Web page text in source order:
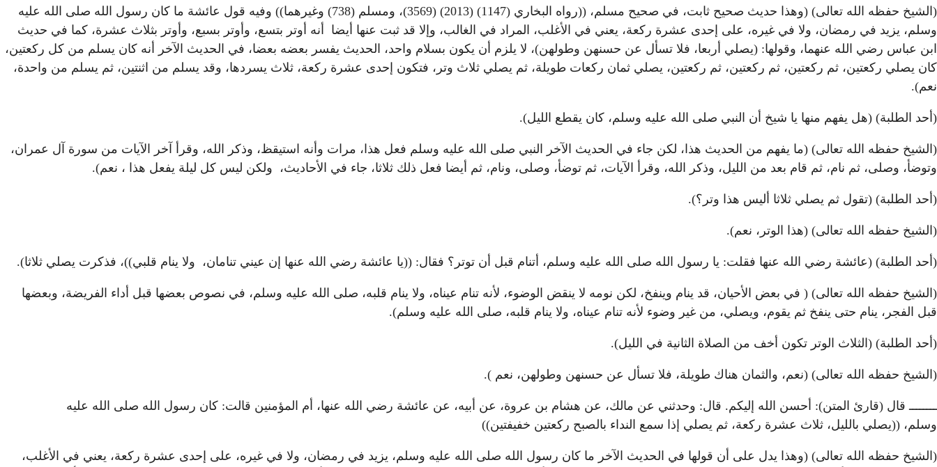
(الشيخ حفظه الله تعالى) (وهذا حديث صحيح ثابت، في صحيح مسلم، ((رواه البخاري (1147) (2013) (3569)، ومسلم (738) وغيرهما)) وفيه قول عائشة ما كان رسول الله صلى الله عليه
وسلم، يزيد في رمضان، ولا في غيره، على إحدى عشرة ركعة، يعني في الأغلب، المراد في الغالب، وإلا قد ثبت عنها أيضا أنه أوتر بتسع، وأوتر بسبع، وأوتر بثلاث عشرة، كما في حديث
ابن عباس رضي الله عنهما، وقولها: (يصلي أربعا، فلا تسأل عن حسنهن وطولهن)، لا يلزم أن يكون بسلام واحد، الحديث يفسر بعضه بعضا، في الحديث الآخر أنه كان يسلم من كل ركعتين،
كان يصلي ركعتين، ثم ركعتين، ثم ركعتين، ثم ركعتين، يصلي ثمان ركعات طويلة، ثم يصلي ثلاث وتر، فتكون إحدى عشرة ركعة، ثلاث يسردها، وقد يسلم من اثنتين، ثم يسلم من واحدة،
نعم).
(أحد الطلبة) (هل يفهم منها يا شيخ أن النبي صلى الله عليه وسلم، كان يقطع الليل).
(الشيخ حفظه الله تعالى) (ما يفهم من الحديث هذا، لكن جاء في الحديث الآخر النبي صلى الله عليه وسلم فعل هذا، مرات وأنه استيقظ، وذكر الله، وقرأ آخر الآيات من سورة آل عمران،
وتوضأ، وصلى، ثم نام، ثم قام بعد من الليل، وذكر الله، وقرأ الآيات، ثم توضأ، وصلى، ونام، ثم أيضا فعل ذلك ثلاثا، جاء في الأحاديث، ولكن ليس كل ليلة يفعل هذا ، نعم).
(أحد الطلبة) (تقول ثم يصلي ثلاثا أليس هذا وتر؟).
(الشيخ حفظه الله تعالى) (هذا الوتر، نعم).
(أحد الطلبة) (عائشة رضي الله عنها فقلت: يا رسول الله صلى الله عليه وسلم، أتنام قبل أن توتر؟ فقال: ((يا عائشة رضي الله عنها إن عيني تنامان، ولا ينام قلبي))، فذكرت يصلي ثلاثا).
(الشيخ حفظه الله تعالى) ( في بعض الأحيان، قد ينام وينفخ، لكن نومه لا ينقض الوضوء، لأنه تنام عيناه، ولا ينام قلبه، صلى الله عليه وسلم، في نصوص بعضها قبل أداء الفريضة، وبعضها
قبل الفجر، ينام حتى ينفخ ثم يقوم، ويصلي، من غير وضوء لأنه تنام عيناه، ولا ينام قلبه، صلى الله عليه وسلم).
(أحد الطلبة) (الثلاث الوتر تكون أخف من الصلاة الثانية في الليل).
(الشيخ حفظه الله تعالى) (نعم، والثمان هناك طويلة، فلا تسأل عن حسنهن وطولهن، نعم ).
ــــــــ قال (قارئ المتن): أحسن الله إليكم. قال: وحدثني عن مالك، عن هشام بن عروة، عن أبيه، عن عائشة رضي الله عنها، أم المؤمنين قالت: كان رسول الله صلى الله عليه
وسلم، ((يصلي بالليل، ثلاث عشرة ركعة، ثم يصلي إذا سمع النداء بالصبح ركعتين خفيفتين))
(الشيخ حفظه الله تعالى) (وهذا يدل على أن قولها في الحديث الآخر ما كان رسول الله صلى الله عليه وسلم، يزيد في رمضان، ولا في غيره، على إحدى عشرة ركعة، يعني في الأغلب،